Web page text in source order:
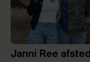
Janni Ree afsted